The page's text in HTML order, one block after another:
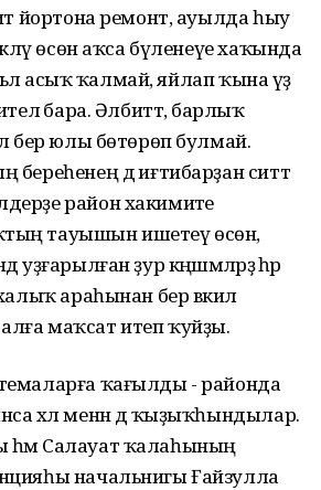
йортона ремонт, ауылда һыу
өсөн аҡса бүленеүе хаҡында
асыҡ ҡалмай, яйлап ҡына үҙ
бара. Әлбиттә, барлыҡ
бер юлы бөтөрөп булмай.
дә иғтибарҙан ситтә
район хакимиәте
тауышын ишетеү өсөн,
уҙғарылған ҙур кәңәшмәләрҙә һәр
халыҡ араһынан бер вәкил
маҡсат итеп ҡуйҙы.
ҡағылды - районда
хәл менән дә ҡыҙыҡһындылар.
Салауат ҡалаһының
начальнигы Ғайзулла